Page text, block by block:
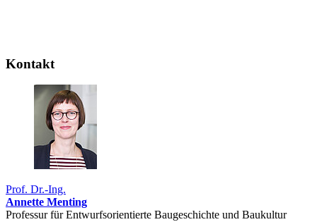
Kontakt
Prof. Dr.-Ing.
Annette Menting
Professur für Entwurfsorientierte Baugeschichte und Baukultur